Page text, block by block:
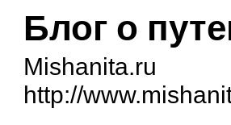
Блог о
Mishanita.ru
http://